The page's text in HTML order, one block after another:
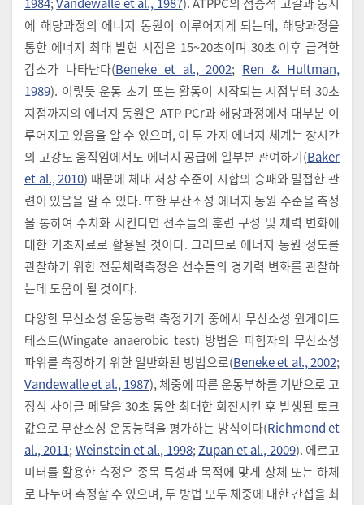
에 해당과정의 에너지 동원이 이루어지게 되는데, 해당과정을
통한 에너지 최대 발현 시점은 15~20초이며 30초 이후 급격한
감소가 나타난다(Beneke et al., 2002; Ren & Hultman,
1989). 이렇듯 운동 초기 또는 활동이 시작되는 시점부터 30초
지점까지의 에너지 동원은 ATP-PCr과 해당과정에서 대부분 이
루어지고 있음을 알 수 있으며, 이 두 가지 에너지 체계는 장시간
의 고강도 움직임에서도 에너지 공급에 일부분 관여하기(Baker
et al., 2010) 때문에 체내 저장 수준이 시합의 승패와 밀접한 관
련이 있음을 알 수 있다. 또한 무산소성 에너지 동원 수준을 측정
을 통하여 수치화 시킨다면 선수들의 훈련 구성 및 체력 변화에
대한 기초자료로 활용될 것이다. 그러므로 에너지 동원 정도를
관찰하기 위한 전문체력측정은 선수들의 경기력 변화를 관찰하
는데 도움이 될 것이다.
다양한 무산소성 운동능력 측정기기 중에서 무산소성 윈게이트
테스트(Wingate anaerobic test) 방법은 피험자의 무산소성
파워를 측정하기 위한 일반화된 방법으로(Beneke et al., 2002;
Vandewalle et al., 1987), 체중에 따른 운동부하를 기반으로 고
정식 사이클 페달을 30초 동안 최대한 회전시킨 후 발생된 토크
값으로 무산소성 운동능력을 평가하는 방식이다(Richmond et
al., 2011; Weinstein et al., 1998; Zupan et al., 2009). 에르고
미터를 활용한 측정은 종목 특성과 목적에 맞게 상체 또는 하체
로 나누어 측정할 수 있으며, 두 방법 모두 체중에 대한 간섭을 최